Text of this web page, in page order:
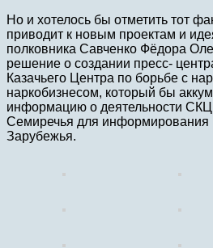
Но и хотелось бы отметить тот
приводит к новым проектам и
полковника Савченко Фёдора
решение о создании пресс-
Казачьего Центра по борьбе с
наркобизнесом, который бы
информацию о деятельности СКЦ
Семиречья для информирования
Зарубежья.